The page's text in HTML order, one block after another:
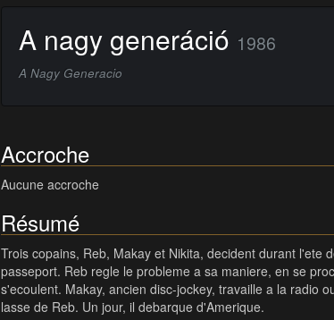
A nagy generáció 1986
A Nagy Generacio
Accroche
Aucune accroche
Résumé
Trois copains, Reb, Makay et Nikita, decident durant l'ete
passeport. Reb regle le probleme a sa maniere, en se
s'ecoulent. Makay, ancien disc-jockey, travaille a la radio
lasse de Reb. Un jour, il debarque d'Amerique.